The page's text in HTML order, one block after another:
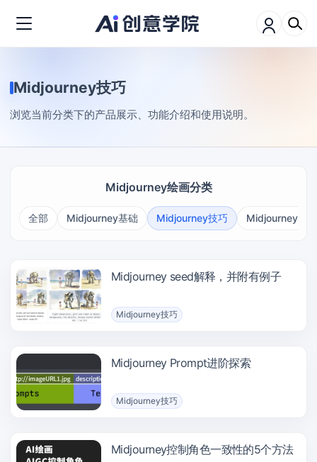
Midjourney技巧
浏览当前分类下的产品展示、功能介绍和使用说明。
Midjourney绘画分类
全部 Midjourney基础 Midjourney技巧 Midjourney案例
Midjourney seed解释，并附有例子
Midjourney技巧
Midjourney Prompt进阶探索
Midjourney技巧
Midjourney控制角色一致性的5个方法